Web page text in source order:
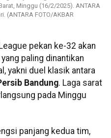
Minggu (16/2/2025). ANTARA
(ANTARA FOTO/AKBAR
pekan ke-32 akan
paling dinantikan
yakni duel klasik antara
Bandung. Laga sarat
pada Minggu
panjang kedua tim,